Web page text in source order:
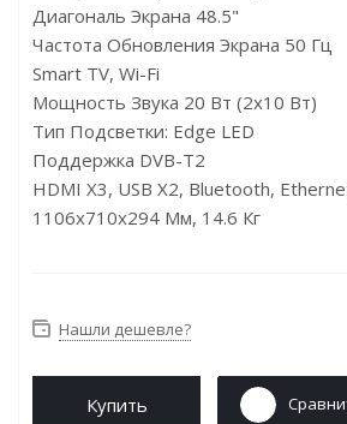
Диагональ Экрана 48.5"
Частота Обновления Экрана 50 Гц
Smart TV, Wi-Fi
Мощность Звука 20 Вт (2х10 Вт)
Тип Подсветки: Edge LED
Поддержка DVB-T2
HDMI X3, USB X2, Bluetooth,
1106x710x294 Мм, 14.6 Кг
Нашли дешевле?
Купить